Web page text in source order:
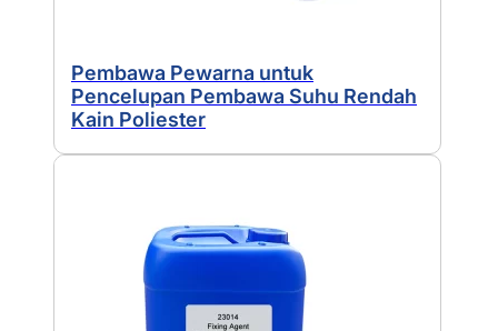
Pembawa Pewarna untuk
Pencelupan Pembawa Suhu Rendah
Kain Poliester